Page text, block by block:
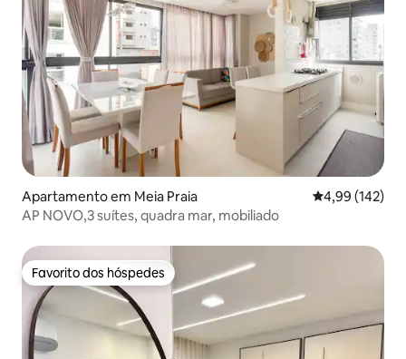
Apartamento em Meia Praia Classificação
4,99 (142)
AP NOVO,3 suítes, quadra mar, mobiliado
Favorito dos hóspedes
Favorito dos hóspedes